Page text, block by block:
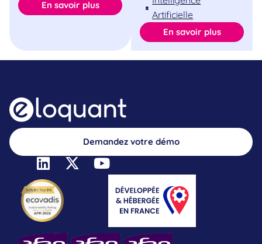
En savoir plus
Artificielle
En savoir plus
Demandez votre démo